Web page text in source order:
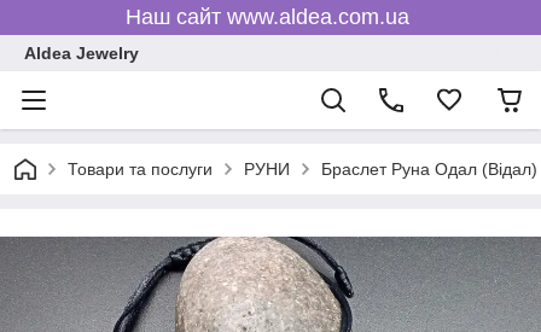
Наш сайт www.aldea.com.ua
Aldea Jewelry
Товари та послуги РУНИ Браслет Руна Одал (Відал)